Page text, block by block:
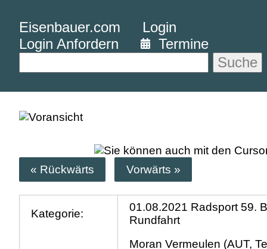
Eisenbauer.com
Login
Login Anfordern
Termine
Suche
« Rückwärts Vorwärts »
Kategorie:
01.08.2021 Radsport 59.
Rundfahrt
Moran Vermeulen (AUT,